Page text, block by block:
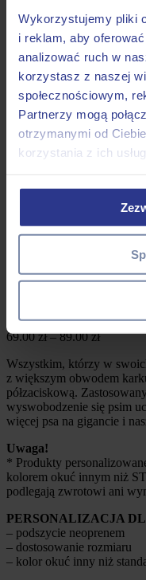
Wykorzystujemy pliki
i reklam, aby
analizować ruch w
korzystasz z naszej
społecznościowym,
Partnerzy mogą
otrzymanymi od
korzystania z ich usług.
Szelki
Smycze
Duże psy
Obroże
Szelki
Koty
Akcesoria
Linki
-50%
Nasze wzory
Kontakt
Obroże półzaciskowe dla
Obroża
69.00zł–89.00zł
Wszystkim, którzy w
z większym obwodem
półzaciskową.
wyswobodzenie się psim
więcej psa na gigancie i
Uwaga!
* Produkty
kolorem okuć innym niż
podlegają zwrotowi ani
PERSONALIZACJA
– podszycie neoprenem
– dostosowanie rozmiaru
– kolor okuć inny niż